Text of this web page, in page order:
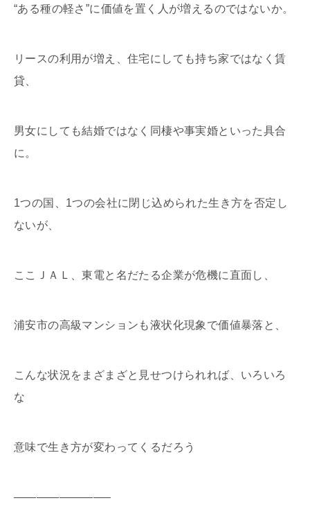
“ある種の軽さ”に価値を置く人が増えるのではないか。
リースの利用が増え、住宅にしても持ち家ではなく賃
貸、
男女にしても結婚ではなく同棲や事実婚といった具合
に。
1つの国、1つの会社に閉じ込められた生き方を否定し
ないが、
ここＪＡＬ、東電と名だたる企業が危機に直面し、
浦安市の高級マンションも液状化現象で価値暴落と、
こんな状況をまざまざと見せつけられれば、いろいろ
な
意味で生き方が変わってくるだろう
————————–